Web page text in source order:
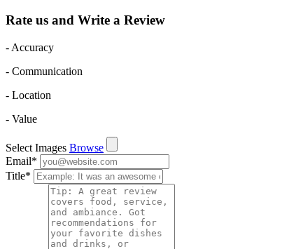
Rate us and Write a Review
- Accuracy
- Communication
- Location
- Value
Select Images Browse
Email*
Title*